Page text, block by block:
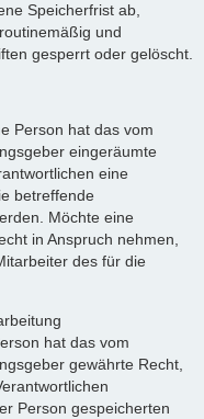
Speicherfrist ab,
und
gesperrt oder gelöscht.
Person hat das vom
eingeräumte
eine
betreffende
Möchte eine
in Anspruch nehmen,
des für die
hat das vom
gewährte Recht,
Person gespeicherten